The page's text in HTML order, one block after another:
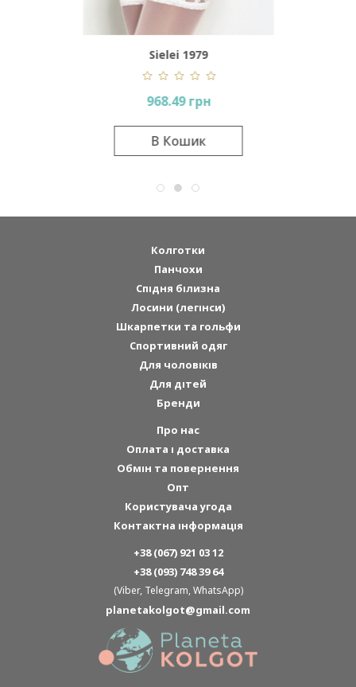
Sielei 1979
968.49 грн
В Кошик
Колготки
Панчохи
Спідня білизна
Лосини (легінси)
Шкарпетки та гольфи
Спортивний одяг
Для чоловіків
Для дітей
Бренди
Про нас
Оплата і доставка
Обмін та повернення
Опт
Користувача угода
Контактна інформація
+38 (067) 921 03 12
+38 (093) 748 39 64
(Viber, Telegram, WhatsApp)
planetakolgot@gmail.com